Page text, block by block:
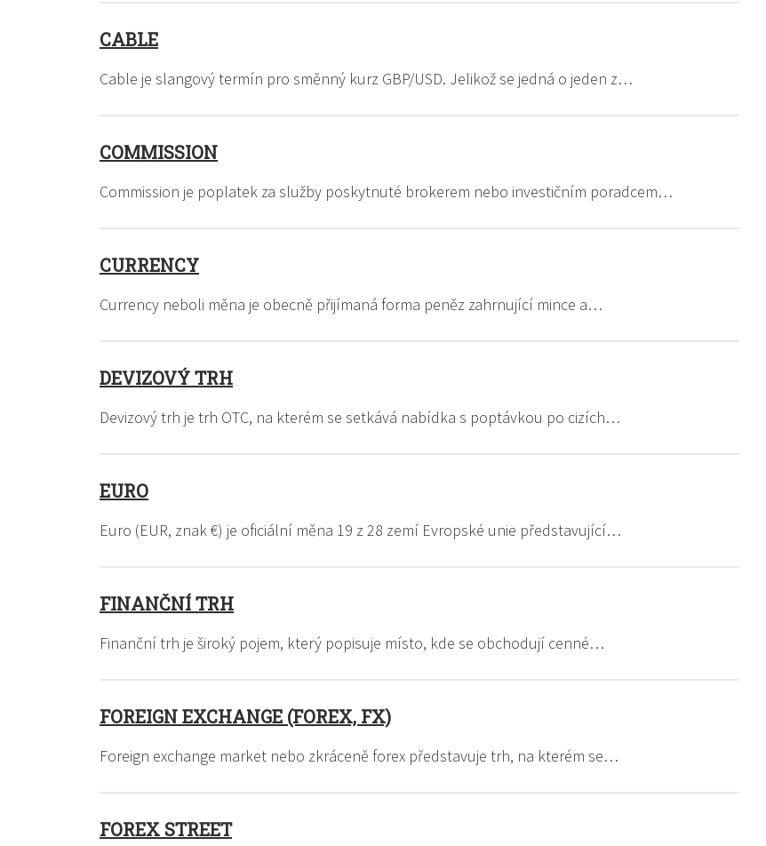
CABLE
Cable je slangový termín pro směnný kurz GBP/USD. Jelikož se jedná o jeden z…
COMMISSION
Commission je poplatek za služby poskytnuté brokerem nebo investičním poradcem…
CURRENCY
Currency neboli měna je obecně přijímaná forma peněz zahrnující mince a…
DEVIZOVÝ TRH
Devizový trh je trh OTC, na kterém se setkává nabídka s poptávkou po cizích…
EURO
Euro (EUR, znak €) je oficiální měna 19 z 28 zemí Evropské unie představující…
FINANČNÍ TRH
Finanční trh je široký pojem, který popisuje místo, kde se obchodují cenné…
FOREIGN EXCHANGE (FOREX, FX)
Foreign exchange market nebo zkráceně forex představuje trh, na kterém se…
FOREX STREET